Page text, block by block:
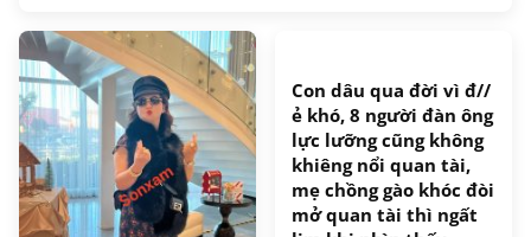
Con dâu qua đời vì đ//
ẻ khó, 8 người đàn ông
lực lưỡng cũng không
khiêng nổi quan tài,
mẹ chồng gào khóc đòi
mở quan tài thì ngất